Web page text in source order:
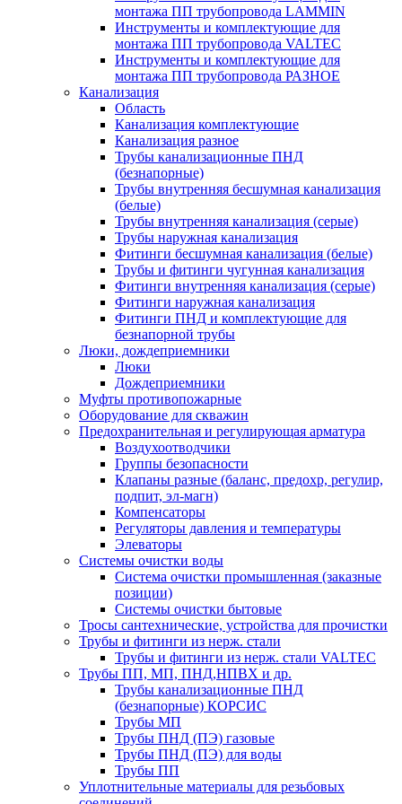
монтажа ПП трубопровода LAMMIN
Инструменты и комплектующие для
монтажа ПП трубопровода VALTEC
Инструменты и комплектующие для
монтажа ПП трубопровода РАЗНОЕ
Канализация
Область
Канализация комплектующие
Канализация разное
Трубы канализационные ПНД
(безнапорные)
Трубы внутренняя бесшумная канализация
(белые)
Трубы внутренняя канализация (серые)
Трубы наружная канализация
Фитинги бесшумная канализация (белые)
Трубы и фитинги чугунная канализация
Фитинги внутренняя канализация (серые)
Фитинги наружная канализация
Фитинги ПНД и комплектующие для
безнапорной трубы
Люки, дождеприемники
Люки
Дождеприемники
Муфты противопожарные
Оборудование для скважин
Предохранительная и регулирующая арматура
Воздухоотводчики
Группы безопасности
Клапаны разные (баланс, предохр, регулир,
подпит, эл-магн)
Компенсаторы
Регуляторы давления и температуры
Элеваторы
Системы очистки воды
Система очистки промышленная (заказные
позиции)
Системы очистки бытовые
Тросы сантехнические, устройства для прочистки
Трубы и фитинги из нерж. стали
Трубы и фитинги из нерж. стали VALTEC
Трубы ПП, МП, ПНД,НПВХ и др.
Трубы канализационные ПНД
(безнапорные) КОРСИС
Трубы МП
Трубы ПНД (ПЭ) газовые
Трубы ПНД (ПЭ) для воды
Трубы ПП
Уплотнительные материалы для резьбовых